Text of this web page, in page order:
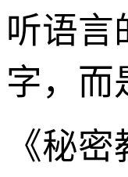
听语言
字，而
《秘